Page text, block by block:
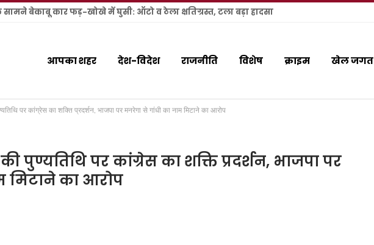
बेकाबू कार फड़-खोखे में घुसी: ऑटो व ठेला क्षतिग्रस्त, टला बड़ा हादसा
आपका शहर देश-विदेश राजनीति विशेष क्राइम खेल जगत
पर कांग्रेस का शक्ति प्रदर्शन, भाजपा पर मनरेगा से गांधी का नाम मिटाने का आरोप
की पुण्यतिथि पर कांग्रेस का शक्ति प्रदर्शन, भाजपा पर
मिटाने का आरोप